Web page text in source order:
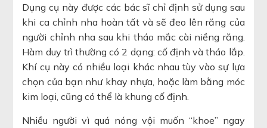
Dụng cụ này được các bác sĩ chỉ định sử dụng sau
khi ca chỉnh nha hoàn tất và sẽ đeo lên răng của
người chỉnh nha sau khi tháo mắc cài niềng răng.
Hàm duy trì thường có 2 dạng: cố định và tháo lắp.
Khí cụ này có nhiều loại khác nhau tùy vào sự lựa
chọn của bạn như khay nhựa, hoặc làm bằng móc
kim loại, cũng có thể là khung cố định.
Nhiều người vì quá nóng vội muốn “khoe” ngay